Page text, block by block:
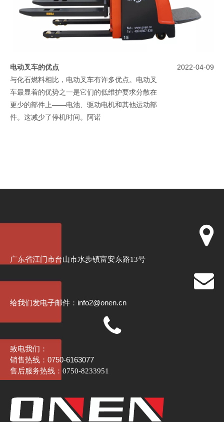
电动叉车的优点
与化石燃料相比，电动叉车有许多优点。电动叉
车最显着的优势之一是它们的低维护要求分散在
更少的部件上——电池、驱动电机和其他运动部
件。这减少了停机时间。阿诺
2022-04-09
广东省江门市台山市水步镇富安东路13号
给我们发电子邮件： info2@onen.cn
致电我们：
销售热线：0750-6163077
售后服务热线：0750-8233951